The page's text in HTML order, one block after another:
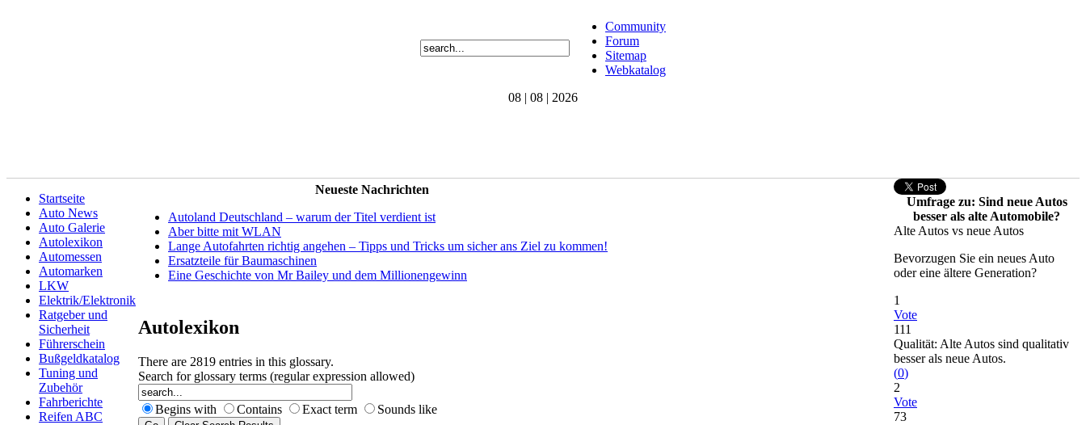
Community
Forum
Sitemap
Webkatalog
08 | 08 | 2026
Startseite
Auto News
Auto Galerie
Autolexikon
Automessen
Automarken
LKW
Elektrik/Elektronik
Ratgeber und
Sicherheit
Führerschein
Bußgeldkatalog
Tuning und
Zubehör
Fahrberichte
Reifen ABC
Neueste Nachrichten
Autoland Deutschland – warum der Titel verdient ist
Aber bitte mit WLAN
Lange Autofahrten richtig angehen – Tipps und Tricks um sicher ans Ziel zu kommen!
Ersatzteile für Baumaschinen
Eine Geschichte von Mr Bailey und dem Millionengewinn
Autolexikon
There are 2819 entries in this glossary.
Search for glossary terms (regular expression allowed)
Begins with Contains Exact term Sounds like
Umfrage zu: Sind neue Autos
besser als alte Automobile?
Alte Autos vs neue Autos
Bevorzugen Sie ein neues Auto
oder eine ältere Generation?
1
Vote
111
Qualität: Alte Autos sind qualitativ
besser als neue Autos.
(0)
2
Vote
73